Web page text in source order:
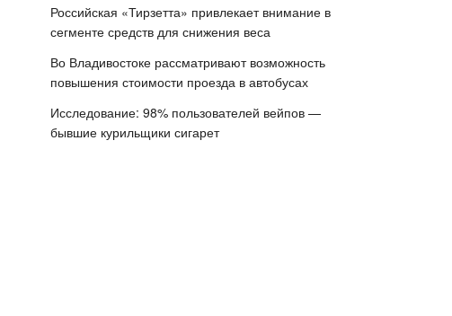
Российская «Тирзетта» привлекает внимание в
сегменте средств для снижения веса
Во Владивостоке рассматривают возможность
повышения стоимости проезда в автобусах
Исследование: 98% пользователей вейпов —
бывшие курильщики сигарет